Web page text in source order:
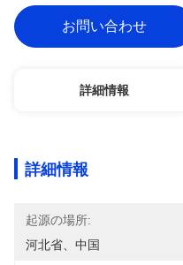
お問い合わせ
詳細情報
詳細情報
起源の場所:
河北省、中国